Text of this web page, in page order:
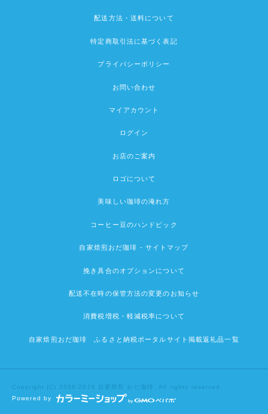
配送方法・送料について
特定商取引法に基づく表記
プライバシーポリシー
お問い合わせ
マイアカウント
ログイン
お店のご案内
ロゴについて
美味しい珈琲の淹れ方
コーヒー豆のハンドピック
自家焙煎おだ珈琲 - サイトマップ
挽き具合のオプションについて
配送不在時の保管方法の変更のお知らせ
消費税増税・軽減税率について
自家焙煎おだ珈琲 ふるさと納税ポータルサイト掲載返礼品一覧
Copyright (C) 2008-2026 自家焙煎 おだ珈琲. All rights reserved.
Powered by